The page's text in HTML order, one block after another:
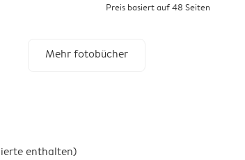
Preis basiert auf 48 Seiten
Mehr fotobücher
enthalten)